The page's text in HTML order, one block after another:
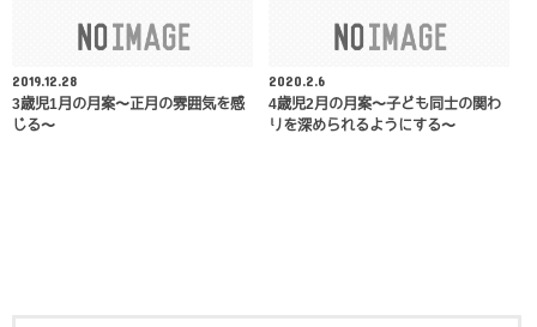
2019.12.28
3歳児1月の月案〜正月の雰囲気を感
じる〜
2020.2.6
4歳児2月の月案〜子ども同士の関わ
りを深められるようにする〜